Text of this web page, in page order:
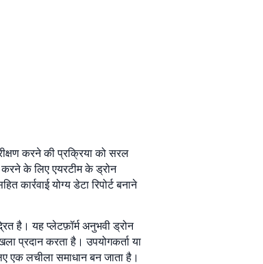
करने की प्रक्रिया को सरल
के लिए एयरटीम के ड्रोन
योग्य डेटा रिपोर्ट बनाने
है। यह प्लेटफ़ॉर्म अनुभवी ड्रोन
प्रदान करता है। उपयोगकर्ता या
एक लचीला समाधान बन जाता है।